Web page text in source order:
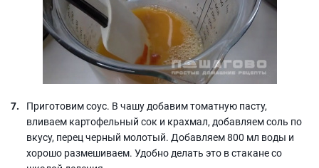
Приготовим соус. В чашу добавим томатную пасту,
вливаем картофельный сок и крахмал, добавляем соль по
вкусу, перец черный молотый. Добавляем 800 мл воды и
хорошо размешиваем. Удобно делать это в стакане со